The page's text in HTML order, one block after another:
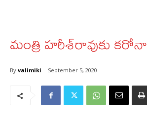
మంత్రి హరీశ్‌రావుకు కరోనా
By valimiki September 5, 2020